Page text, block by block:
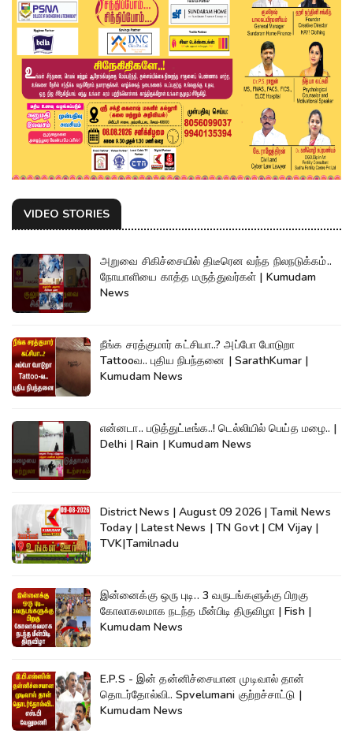
VIDEO STORIES
அறுவை சிகிச்சையில் திடீரென வந்த நிலநடுக்கம்..
நோயாளியை காத்த மருத்துவர்கள் | Kumudam
News
நீங்க சரத்குமார் கட்சியா..? அப்போ போடுறா
Tattooவ.. புதிய நிபந்தனை | SarathKumar |
Kumudam News
என்னடா.. படுத்துட்டீங்க..! டெல்லியில் பெய்த மழை.. |
Delhi | Rain | Kumudam News
District News | August 09 2026 | Tamil News
Today | Latest News | TN Govt | CM Vijay |
TVK|Tamilnadu
இன்னைக்கு ஒரு புடி.. 3 வருடங்களுக்கு பிறகு
கோலாகலமாக நடந்த மீன்பிடி திருவிழா | Fish |
Kumudam News
E.P.S - இன் தன்னிச்சையான முடிவால் தான்
தொடர்தோல்வி.. Spvelumani குற்றச்சாட்டு |
Kumudam News